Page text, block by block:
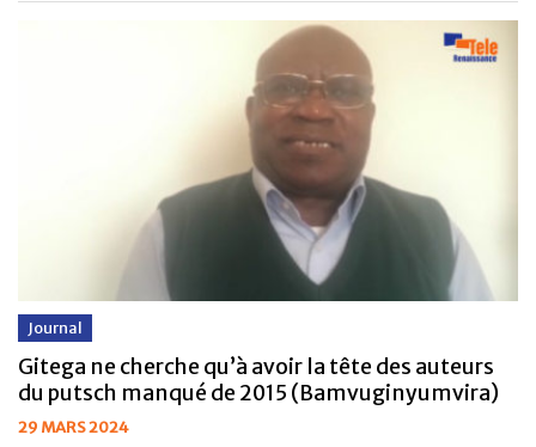
Journal
Gitega ne cherche qu’à avoir la tête des auteurs
du putsch manqué de 2015 (Bamvuginyumvira)
29 MARS 2024